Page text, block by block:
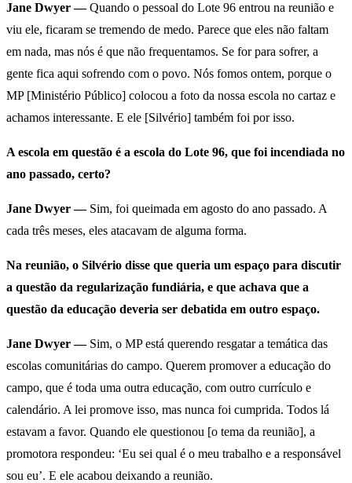
Jane Dwyer —Quando o pessoal do Lote 96 entrou na reunião e
viu ele, ficaram se tremendo de medo. Parece que eles não faltam
em nada, mas nós é que não frequentamos. Se for para sofrer, a
gente fica aqui sofrendo com o povo. Nós fomos ontem, porque o
MP [Ministério Público] colocou a foto da nossa escola no cartaz e
achamos interessante. E ele [Silvério] também foi por isso.
A escola em questão é a escola do Lote 96, que foi incendiada no
ano passado, certo?
Jane Dwyer — Sim, foi queimada em agosto do ano passado. A
cada três meses, eles atacavam de alguma forma.
Na reunião, o Silvério disse que queria um espaço para discutir
a questão da regularização fundiária, e que achava que a
questão da educação deveria ser debatida em outro espaço.
Jane Dwyer — Sim, o MP está querendo resgatar a temática das
escolas comunitárias do campo. Querem promover a educação do
campo, que é toda uma outra educação, com outro currículo e
calendário. A lei promove isso, mas nunca foi cumprida. Todos lá
estavam a favor. Quando ele questionou [o tema da reunião], a
promotora respondeu: ‘Eu sei qual é o meu trabalho e a responsável
sou eu’. E ele acabou deixando a reunião.